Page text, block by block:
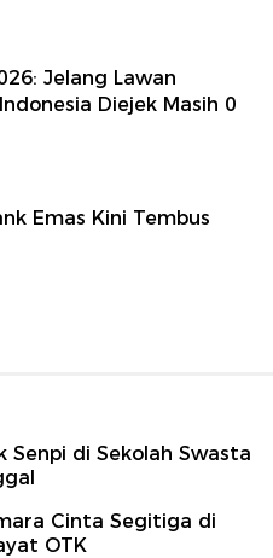
Jelang Lawan
Diejek Masih 0
Emas Kini Tembus
Senpi di Sekolah Swasta
Cinta Segitiga di
OTK